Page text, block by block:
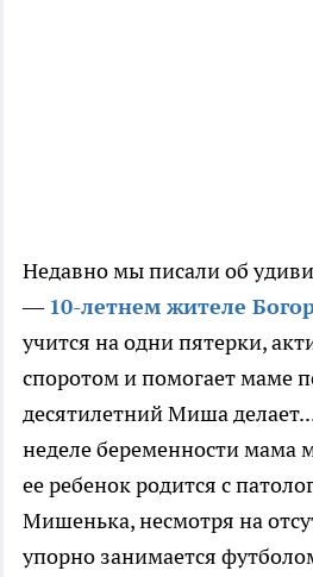
Недавно мы писали об
— 10-летнем жителе
учится на одни пятерки,
споротом и помогает маме
десятилетний Миша
неделе беременности мама
ее ребенок родится с
Мишенька, несмотря на
упорно занимается